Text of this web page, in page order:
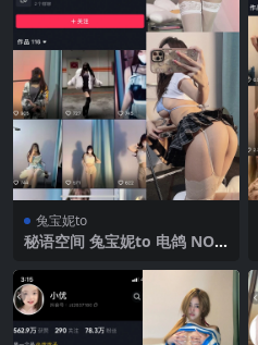
兔宝妮to
秘语空间 兔宝妮to 电鸽 NO.0
更新